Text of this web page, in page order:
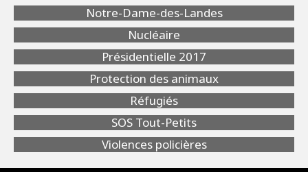
Notre-Dame-des-Landes
Nucléaire
Présidentielle 2017
Protection des animaux
Réfugiés
SOS Tout-Petits
Violences policières